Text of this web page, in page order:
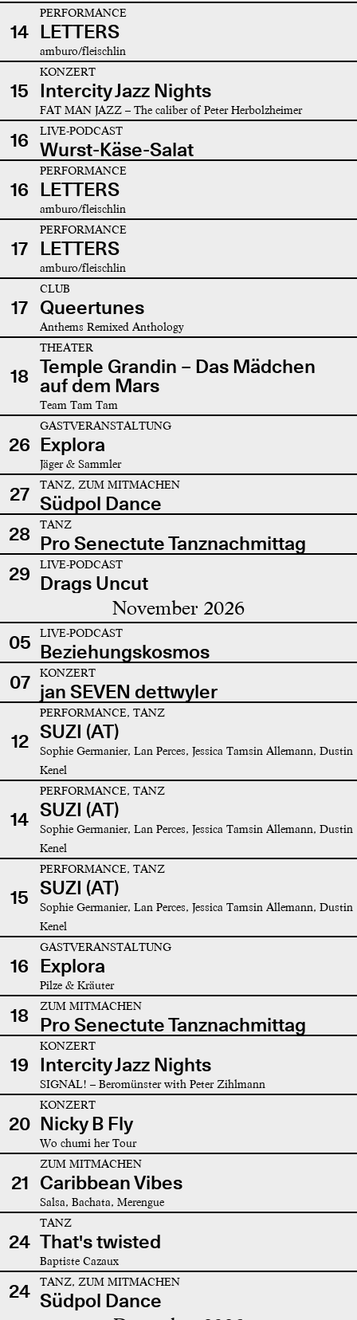
14
PERFORMANCE
LETTERS
amburo/fleischlin
15
KONZERT
Intercity Jazz Nights
FAT MAN JAZZ – The caliber of Peter Herbolzheimer
16 LIVE-PODCAST
Wurst-Käse-Salat
16
PERFORMANCE
LETTERS
amburo/fleischlin
17
PERFORMANCE
LETTERS
amburo/fleischlin
17
CLUB
Queertunes
Anthems Remixed Anthology
18
THEATER
Temple Grandin – Das Mädchen
auf dem Mars
Team Tam Tam
26
GASTVERANSTALTUNG
Explora
Jäger & Sammler
27 TANZ, ZUM MITMACHEN
Südpol Dance
28
TANZ
Pro Senectute Tanznachmittag
29
LIVE-PODCAST
Drags Uncut
November 2026
05 LIVE-PODCAST
Beziehungskosmos
07
KONZERT
jan SEVEN dettwyler
12
PERFORMANCE, TANZ
SUZI (AT)
Sophie Germanier, Lan Perces, Jessica Tamsin Allemann, Dustin
Kenel
14
PERFORMANCE, TANZ
SUZI (AT)
Sophie Germanier, Lan Perces, Jessica Tamsin Allemann, Dustin
Kenel
15
PERFORMANCE, TANZ
SUZI (AT)
Sophie Germanier, Lan Perces, Jessica Tamsin Allemann, Dustin
Kenel
16
GASTVERANSTALTUNG
Explora
Pilze & Kräuter
18 ZUM MITMACHEN
Pro Senectute Tanznachmittag
19
KONZERT
Intercity Jazz Nights
SIGNAL! – Beromünster with Peter Zihlmann
20
KONZERT
Nicky B Fly
Wo chumi her Tour
21
ZUM MITMACHEN
Caribbean Vibes
Salsa, Bachata, Merengue
24
TANZ
That's twisted
Baptiste Cazaux
24 TANZ, ZUM MITMACHEN
Südpol Dance